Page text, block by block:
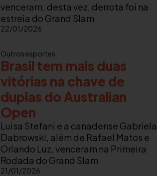
venceram; desta vez, derrota foi na
estreia do Grand Slam
22/01/2026
Outros esportes
Brasil tem mais duas
vitórias na chave de
duplas do Australian
Open
Luisa Stefani e a canadense Gabriela
Dabrowski, além de Rafael Matos e
Orlando Luz, venceram na Primeira
Rodada do Grand Slam
21/01/2026